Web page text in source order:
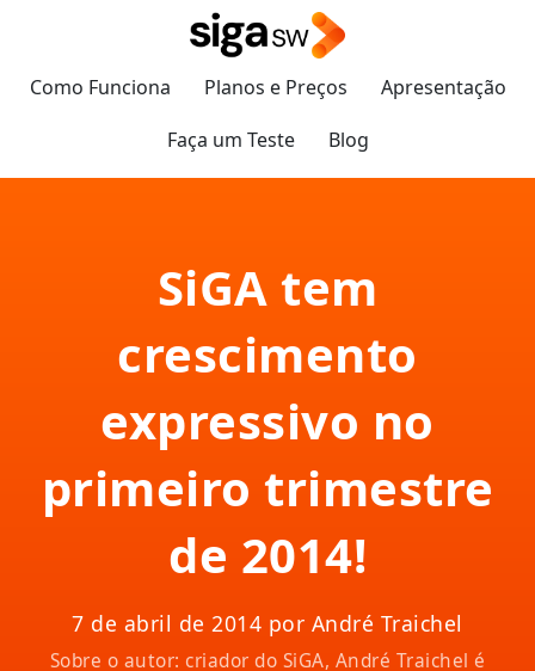
Como Funciona Planos e Preços
Apresentação
Faça um Teste
Blog
SiGA tem
crescimento
expressivo no
primeiro trimestre
de 2014!
7 de abril de 2014 por André Traichel
Sobre o autor: criador do SiGA, André Traichel é